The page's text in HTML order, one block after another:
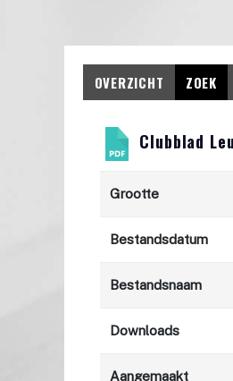
OVERZICHT ZOEK
Clubblad
Grootte
Bestandsdatum
Bestandsnaam
Downloads
Aangemaakt